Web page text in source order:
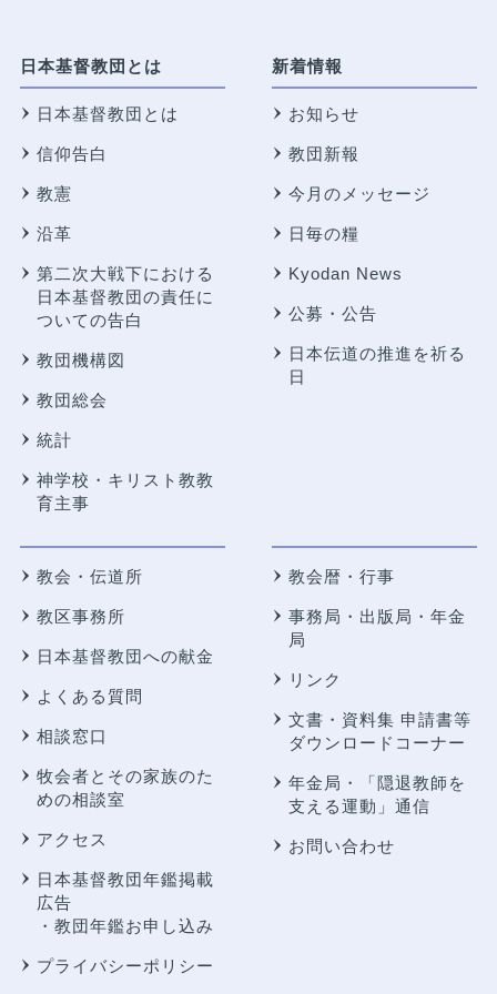
日本基督教団とは
日本基督教団とは
信仰告白
教憲
沿革
第二次大戦下における
日本基督教団の責任に
ついての告白
教団機構図
教団総会
統計
神学校・キリスト教教
育主事
新着情報
お知らせ
教団新報
今月のメッセージ
日毎の糧
Kyodan News
公募・公告
日本伝道の推進を祈る
日
教会・伝道所
教区事務所
日本基督教団への献金
よくある質問
相談窓口
牧会者とその家族のた
めの相談室
アクセス
日本基督教団年鑑掲載
広告
・教団年鑑お申し込み
プライバシーポリシー
教会暦・行事
事務局・出版局・年金
局
リンク
文書・資料集 申請書等
ダウンロードコーナー
年金局・
「隠退教師を
支える運動」通信
お問い合わせ